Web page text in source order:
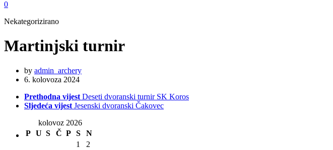
0
Nekategorizirano
Martinjski turnir
by admin_archery
6. kolovoza 2024
Prethodna vijest Deseti dvoranski turnir SK Koros
Sljedeća vijest Jesenski dvoranski Čakovec
kolovoz 2026
P U S Č P S
N
1
2